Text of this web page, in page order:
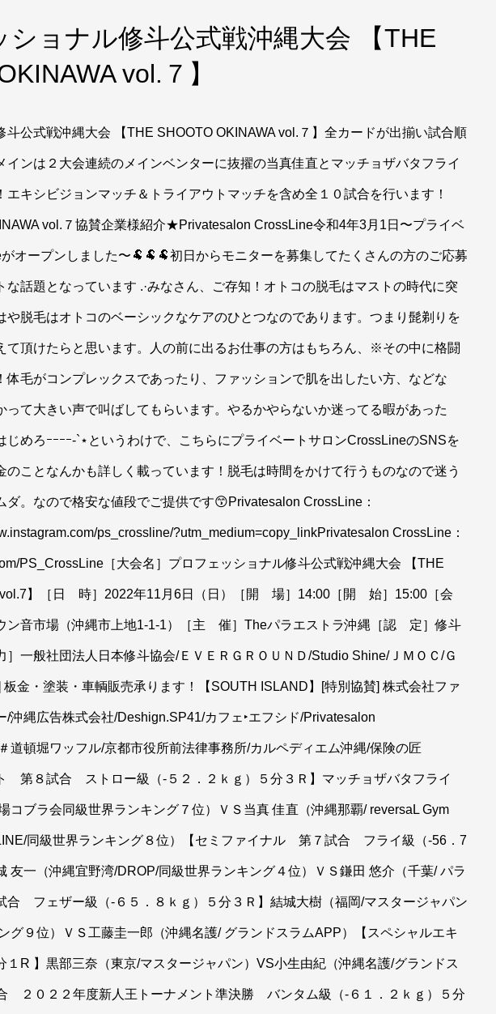
ショナル修斗公式戦沖縄大会 【THE
vol.７】
斗公式戦沖縄大会 【THE SHOOTO OKINAWA vol.７】全カードが出揃い試合順
インは２大会連続のメインベンターに抜擢の当真佳直とマッチョザバタフライ
エキシビジョンマッチ＆トライアウトマッチを含め全１０試合を行います！
vol.７協賛企業様紹介★Privatesalon CrossLine令和4年3月1日〜プライベ
オープンしました〜🐏🐏🐏初日からモニターを募集してたくさんの方のご応募
な話題となっています .·みなさん、ご存知！オトコの脱毛はマストの時代に突
や脱毛はオトコのベーシックなケアのひとつなのであります。つまり髭剃りを
て頂けたらと思います。人の前に出るお仕事の方はもちろん、※その中に格闘
体毛がコンプレックスであったり、ファッションで肌を出したい方、などな
って大きい声で叫ばしてもらいます。やるかやらないか迷ってる暇があった
じめろｰｰｰｰ-`⋆というわけで、こちらにプライベートサロンCrossLineのSNSを
のことなんかも詳しく載っています！脱毛は時間をかけて行うものなので迷う
ダ。なので格安な値段でご提供です😙Privatesalon CrossLine：
ps_crossline/?utm_medium=copy_linkPrivatesalon CrossLine：
PS_CrossLine［大会名］プロフェッショナル修斗公式戦沖縄大会 【THE
vol.7】［日 時］2022年11月6日（日）［開 場］14:00［開 始］15:00［会
ン音市場（沖縄市上地1-1-1）［主 催］Theパラエストラ沖縄［認 定］修斗
一般社団法人日本修斗協会/ＥＶＥＲＧＲＯＵＮＤ/Studio Shine/ＪＭＯＣ/Ｇ
板金・塗装・車輌販売承ります！【SOUTH ISLAND】[特別協賛] 株式会社ファ
/沖縄広告株式会社/Deshign.SP41/カフェ‣エフシド/Privatesalon
道頓堀ワッフル/京都市役所前法律事務所/カルペディエム沖縄/保険の匠
第８試合 ストロー級（-５２．２ｋｇ）５分３Ｒ】マッチョザバタフライ
コブラ会同級世界ランキング７位）ＶＳ当真 佳直（沖縄那覇/ reversaL Gym
同級世界ランキング８位）【セミファイナル 第７試合 フライ級（-56．7
友一（沖縄宜野湾/DROP/同級世界ランキング４位）ＶＳ鎌田 悠介（千葉/ パラ
合 フェザー級（-６５．８ｋｇ）５分３Ｒ】結城大樹（福岡/マスタージャパン
グ９位）ＶＳ工藤圭一郎（沖縄名護/ グランドスラムAPP）【スペシャルエキ
１R 】黒部三奈（東京/マスタージャパン）VS小生由紀（沖縄名護/グランドス
２０２２年度新人王トーナメント準決勝 バンタム級（-６１．２ｋｇ）５分